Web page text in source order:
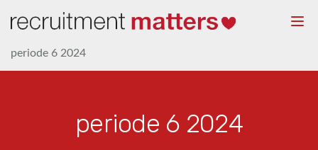
periode 6 2024
periode 6 2024